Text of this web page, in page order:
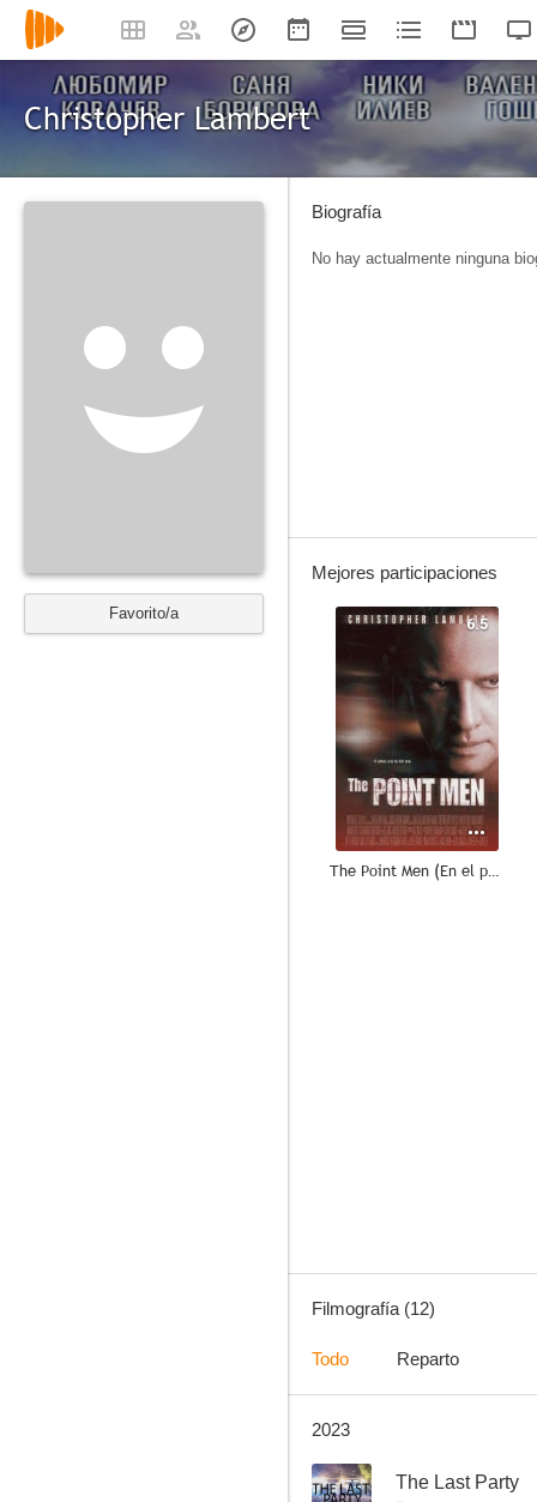
Christopher Lambert
Favorito/a
Biografía
No hay actualmente ninguna
Mejores participaciones
6.5
The Point Men (En el punto de mira)
--
Filmografía (12)
Todo Reparto
2023
-- The Last Party